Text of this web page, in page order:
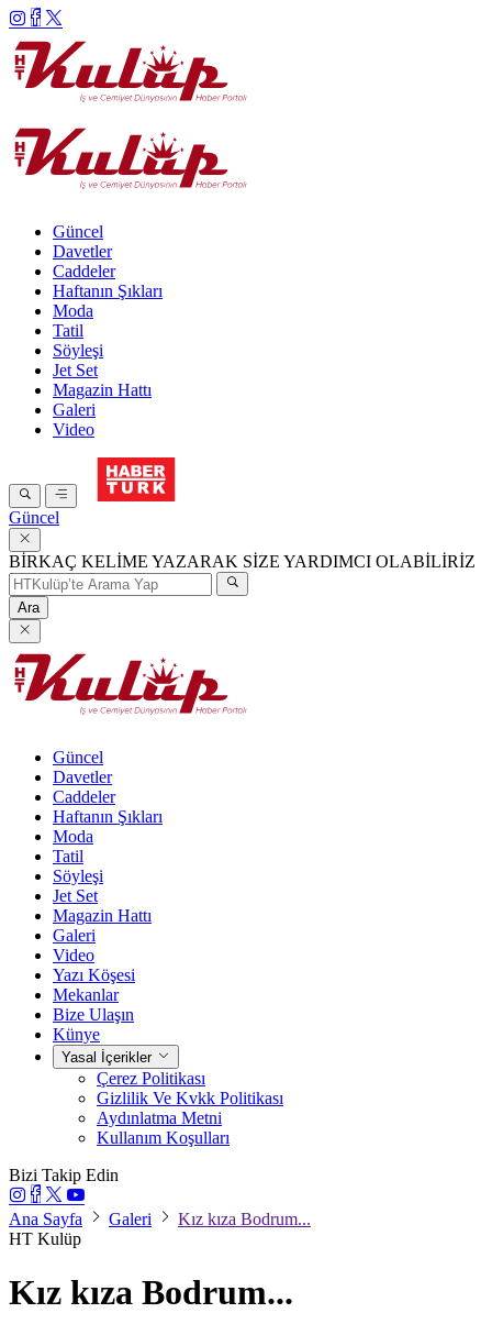
Güncel
Davetler
Caddeler
Haftanın Şıkları
Moda
Tatil
Söyleşi
Jet Set
Magazin Hattı
Galeri
Video
Güncel
BİRKAÇ KELİME YAZARAK SİZE YARDIMCI OLABİLİRİZ
Ara
Güncel
Davetler
Caddeler
Haftanın Şıkları
Moda
Tatil
Söyleşi
Jet Set
Magazin Hattı
Galeri
Video
Yazı Köşesi
Mekanlar
Bize Ulaşın
Künye
Yasal İçerikler
Çerez Politikası
Gizlilik Ve Kvkk Politikası
Aydınlatma Metni
Kullanım Koşulları
Bizi Takip Edin
Ana Sayfa Galeri
Kız kıza Bodrum...
HT Kulüp
Kız kıza Bodrum...